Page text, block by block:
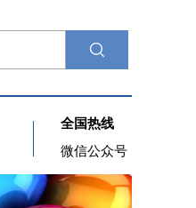
全国热线
微信公众号